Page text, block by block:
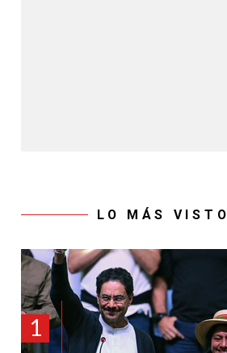
LO MÁS VISTO
1